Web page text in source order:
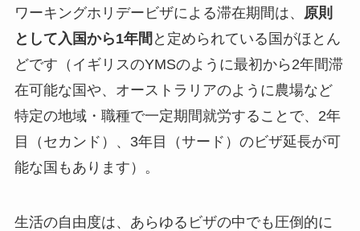
ワーキングホリデービザによる滞在期間は、
原則
として入国から1年間 と定められている国がほとん
どです（イギリスのYMSのように最初から2年間滞
在可能な国や、オーストラリアのように農場など
特定の地域・職種で一定期間就労することで、2年
目（セカンド）、3年目（サード）のビザ延長が可
能な国もあります）。
生活の自由度は、あらゆるビザの中でも圧倒的に